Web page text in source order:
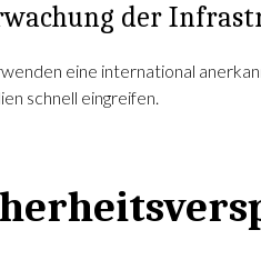
der
eine international
schnell eingreifen.